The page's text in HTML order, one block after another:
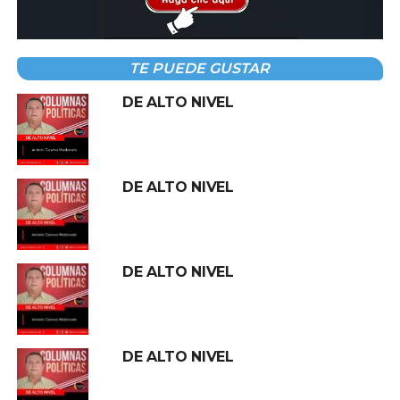
impulsando para llegar al Congreso local por la vía
En esa ruta a la alcaldía de Centro en el 2027, de
confirmarse el movimiento deBracamontes,
escenario, sería el duelo electoral con
Hernández
competidores de Movimiento Ciudadano y del PRD, y si
esperando si alcanzan acuerdos entre PRD-Verde o MC-
PRD.
Se puede adelantar, la batalla sería entre el de Morena y
el del Verde. ¡Hay tiro!
DE BAJADA
El gobernador
de los bienes inmuebles del gobierno del estado,
serán destinados a la obra pública. Sin embargo,
TE PUEDE GUSTAR
DE ALTO NIVEL
DE ALTO NIVEL
DE ALTO NIVEL
DE ALTO NIVEL